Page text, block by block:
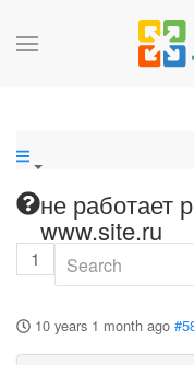
не работает
www.site.ru
1
10 years 1 month ago